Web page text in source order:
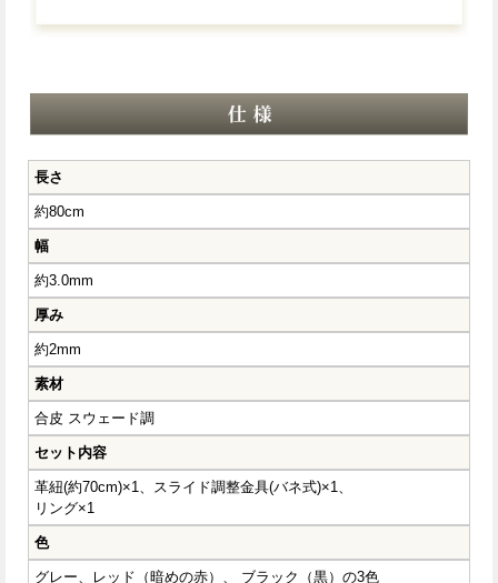
長さ
約80cm
幅
約3.0mm
厚み
約2mm
素材
合皮 スウェード調
セット内容
革紐(約70cm)×1、スライド調整金具(バネ式)×1、
リング×1
色
グレー、レッド（暗めの赤）、 ブラック（黒）の3色